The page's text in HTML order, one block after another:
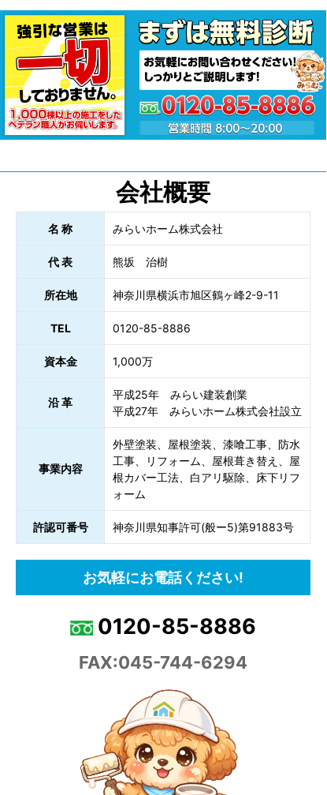
会社概要
名 称 みらいホーム株式会社
代 表 熊坂 治樹
所在地 神奈川県横浜市旭区鶴ヶ峰2-9-11
TEL 0120-85-8886
資本金 1,000万
沿 革
平成25年 みらい建装創業
平成27年 みらいホーム株式会社設立
事業内容
外壁塗装、屋根塗装、漆喰工事、防水
工事、リフォーム、屋根葺き替え、屋
根カバー工法、白アリ駆除、床下リフ
ォーム
許認可番号 神奈川県知事許可(般ー5)第91883号
お気軽にお電話ください!
0120-85-8886
FAX:045-744-6294